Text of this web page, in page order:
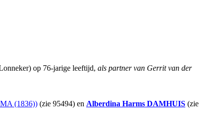
op 76-jarige leeftijd, als partner van Gerrit van der
(1836)) (zie 95494) en Alberdina Harms DAMHUIS (zie